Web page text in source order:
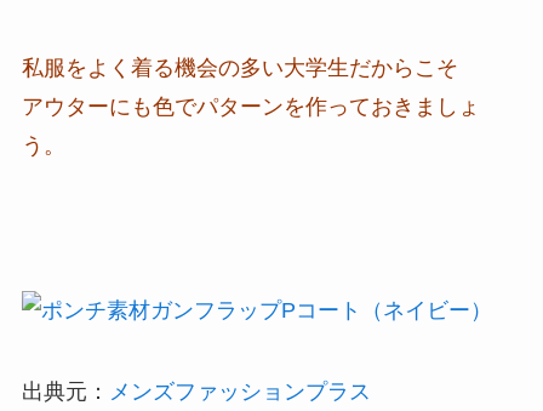
私服をよく着る機会の多い大学生だからこそ
アウターにも色でパターンを作っておきましょ
う。
出典元： メンズファッションプラス